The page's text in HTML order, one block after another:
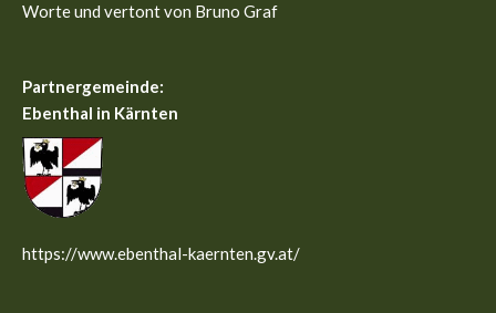
Worte und vertont von Bruno Graf
Partnergemeinde:
Ebenthal in Kärnten
https://www.ebenthal-kaernten.gv.at/